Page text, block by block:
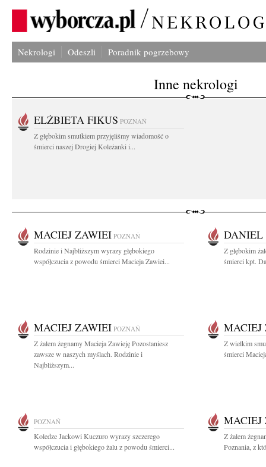
Nekrologi Odeszli Poradnik pogrzebowy
Inne nekrologi
ELŻBIETA FIKUS POZNAŃ
Z głębokim smutkiem przyjęliśmy wiadomość o
śmierci naszej Drogiej Koleżanki i...
MACIEJ ZAWIEI POZNAŃ
Rodzinie i Najbliższym wyrazy głębokiego
współczucia z powodu śmierci Macieja Zawiei...
DANIEL
Z głębokim
śmierci kpt.
MACIEJ ZAWIEI POZNAŃ
Z żalem żegnamy Macieja Zawieję Pozostaniesz
zawsze w naszych myślach. Rodzinie i
Najbliższym...
MACIEJ
Z wielkim
śmierci
POZNAŃ
Koledze Jackowi Kuczuro wyrazy szczerego
współczucia i głębokiego żalu z powodu śmierci...
MACIEJ
Z żalem
Poznania, z